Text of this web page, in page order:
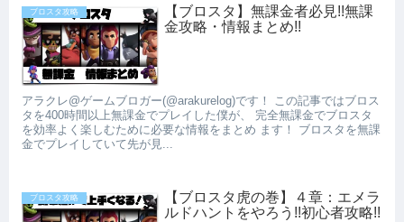
ブロスタ攻略
【ブロスタ】無課金者必見!!無課
金攻略・情報まとめ!!
アラクレ@ゲームブロガー(@arakurelog)です！ この記事ではブロス
タを400時間以上無課金でプレイした僕が、 完全無課金でブロスタ
を効率よく楽しむために必要な情報をまとめ ます！ ブロスタを無課
金でプレイしていて先が見...
ブロスタ攻略
【ブロスタ虎の巻】４章：エメラ
ルドハントをやろう!!初心者攻略!!